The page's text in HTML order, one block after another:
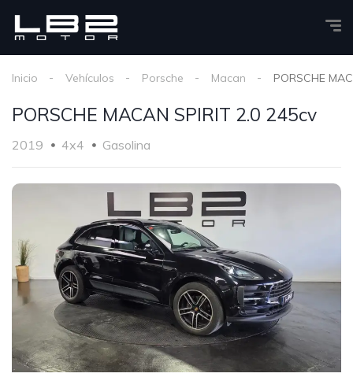
Inicio Vehículos Porsche Macan PORSCHE
PORSCHE MACAN SPIRIT 2.0 245cv
2019 4x4 Gasolina